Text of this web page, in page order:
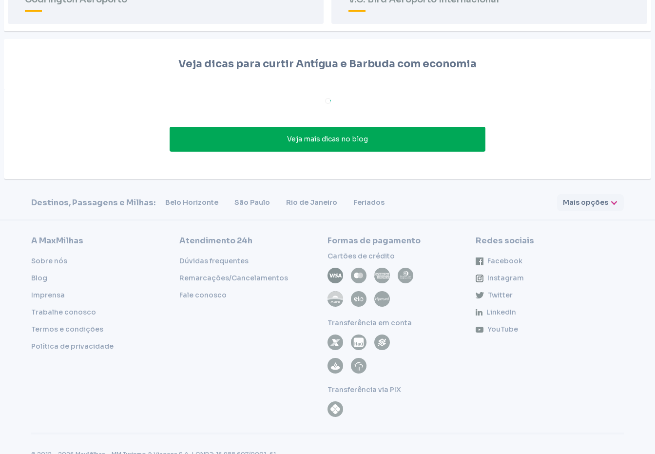
Veja dicas para curtirAntígua e Barbuda com economia
Veja mais dicas no blog
Destinos, Passagens e Milhas: Belo Horizonte São Paulo Rio de Janeiro Feriados Mais opções
A MaxMilhas
Sobre nós
Blog
Imprensa
Trabalhe conosco
Termos e condições
Política de privacidade
Atendimento 24h
Dúvidas frequentes
Remarcações/Cancelamentos
Fale conosco
Formas de pagamento
Cartões de crédito
Transferência em conta
Transferência via PIX
Redes sociais
Facebook
Instagram
Twitter
LinkedIn
YouTube